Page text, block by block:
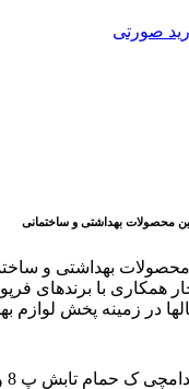
صورتی
محصولات بهداشتی و ساختمانی
محصولات بهداشتی و
همکاری با برندهای
در زمینه پخش
ک حمام تابش پ 8 واحد 6